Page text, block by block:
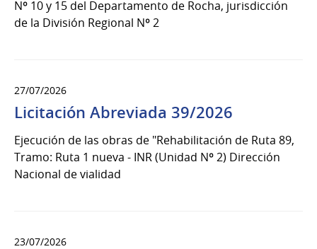
Nº 10 y 15 del Departamento de Rocha, jurisdicción
de la División Regional Nº 2
27/07/2026
Licitación Abreviada 39/2026
Ejecución de las obras de "Rehabilitación de Ruta 89,
Tramo: Ruta 1 nueva - INR (Unidad Nº 2) Dirección
Nacional de vialidad
23/07/2026